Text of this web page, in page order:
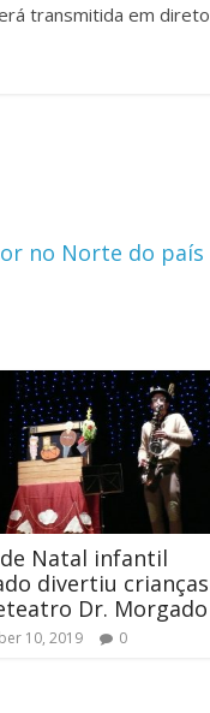
transmitida em direto
no Norte do país
Natal infantil
divertiu crianças
Dr. Morgado
10, 2019 0